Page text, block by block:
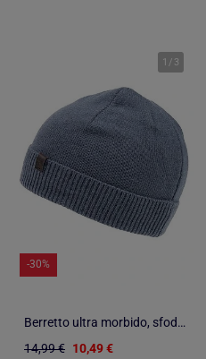
1 / 3
-30%
Berretto ultra morbido, sfoderato uomo Isotoner
14,99 € 10,49 €